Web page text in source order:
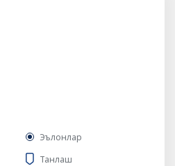
Эълонлар
Танлаш